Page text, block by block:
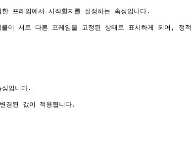
프레임에서 시작할지를 설정하는 속성입니다.
서로 다른 프레임을 고정된 상태로 표시하게 되어, 정
입니다.
경된 값이 적용됩니다.